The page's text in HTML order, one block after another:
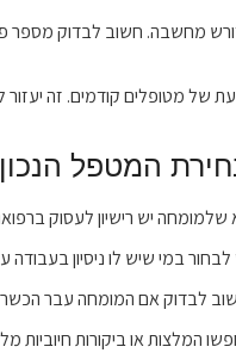
מחשבה. חשוב לבדוק מספר
של מטופלים קודמים. זה יעזור
המטפל הנכון
שלמומחה יש רישיון לעסוק
במי שיש לו ניסיון בעבודה
לבדוק אם המומחה עבר
המלצות או ביקורות חיוביות